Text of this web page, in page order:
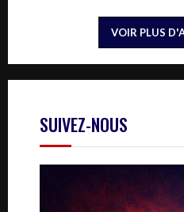
VOIR PLUS
SUIVEZ-NOUS